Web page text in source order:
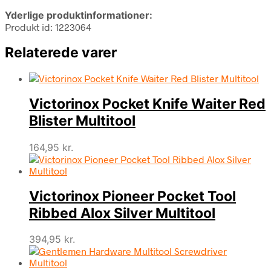
Yderlige produktinformationer:
Produkt id: 1223064
Relaterede varer
Victorinox Pocket Knife Waiter Red
Blister Multitool
164,95 kr.
Victorinox Pioneer Pocket Tool
Ribbed Alox Silver Multitool
394,95 kr.